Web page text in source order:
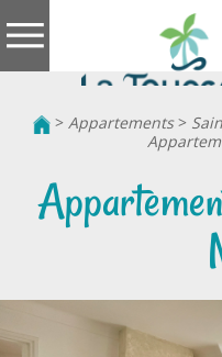
> Appartements>